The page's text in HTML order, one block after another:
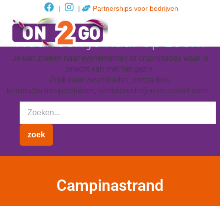
| | Partnerships voor bedrijven
Waar ben je naar op zoek?
Je kan zoeken naar evenementen of organisaties waar je
terecht kan met het gezin.
Zoek naar zwembaden, pretparken,
binnen/buitenspeeltuinen, kinderboederijen en zoveel meer…
Campinastrand